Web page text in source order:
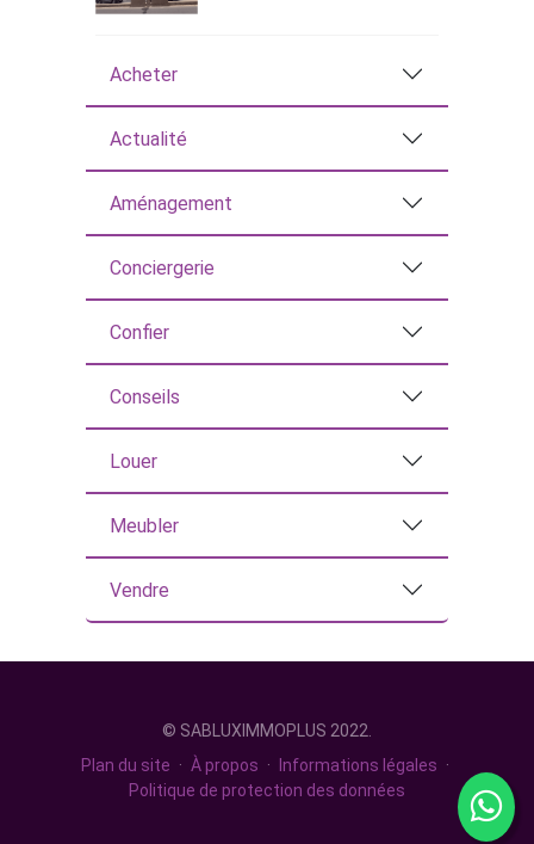
Acheter
Actualité
Aménagement
Conciergerie
Confier
Conseils
Louer
Meubler
Vendre
© SABLUXIMMOPLUS 2022.
Plan du site · À propos · Informations légales ·
Politique de protection des données